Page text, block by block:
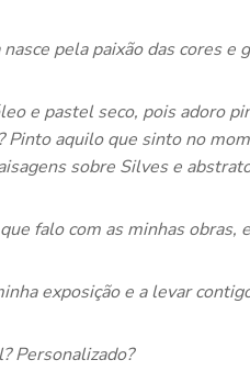
pela paixão das cores e
e pastel seco, pois adoro
Pinto aquilo que sinto no
sobre Silves e
falo com as minhas obras,
exposição e a levar
Personalizado?